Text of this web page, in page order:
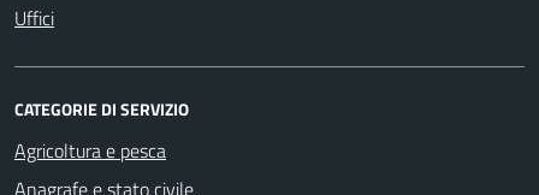
Uffici
CATEGORIE DI SERVIZIO
Agricoltura e pesca
Anagrafe e stato civile